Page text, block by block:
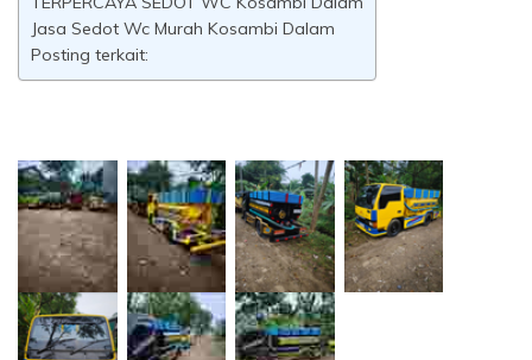
Jasa Sedot Wc Murah Kosambi Dalam
Posting terkait: